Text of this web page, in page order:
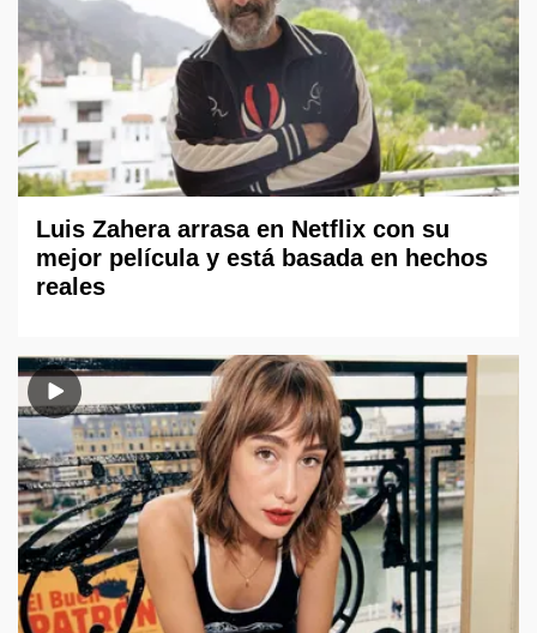
Luis Zahera arrasa en Netflix con su
mejor película y está basada en hechos
reales